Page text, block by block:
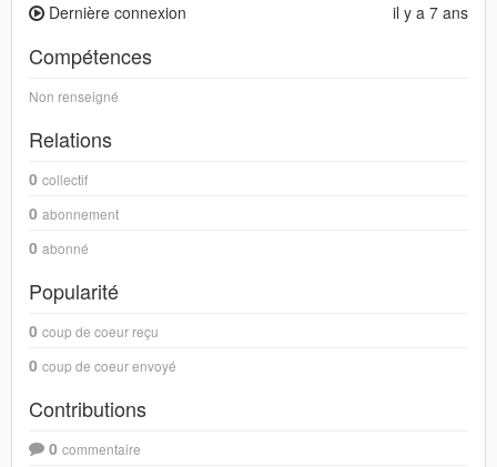
il y a 7 ans
Dernière connexion
Compétences
Non renseigné
Relations
0 collectif
0 abonnement
0 abonné
Popularité
0 coup de coeur reçu
0 coup de coeur envoyé
Contributions
0 commentaire